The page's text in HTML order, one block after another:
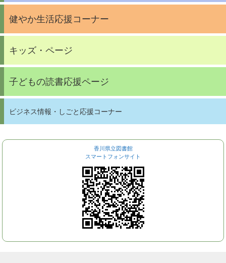
健やか生活応援コーナー
キッズ・ページ
子どもの読書応援ページ
ビジネス情報・しごと応援コーナー
香川県立図書館
スマートフォンサイト